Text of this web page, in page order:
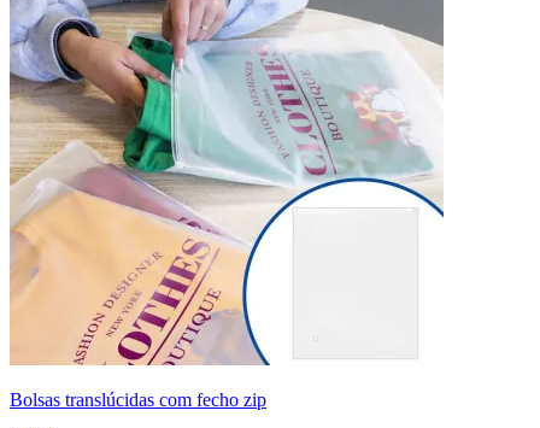
Bolsas translúcidas com fecho zip